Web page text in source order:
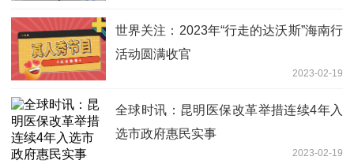
世界关注：2023年“行走的达沃斯”海南行
活动圆满收官
2023-02-19
全球时讯：昆明医保改革举措连续4年入
选市政府惠民实事
2023-02-19